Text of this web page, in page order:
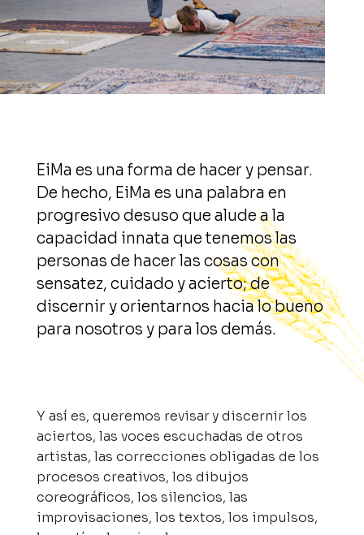
EiMa es una forma de hacer y pensar.
De hecho, EiMa es una palabra en
progresivo desuso que alude a la
capacidad innata que tenemos las
personas de hacer las cosas con
sensatez, cuidado y acierto; de
discernir y orientarnos hacia lo bueno
para nosotros y para los demás.
Y así es, queremos revisar y discernir los
aciertos, las voces escuchadas de otros
artistas, las correcciones obligadas de los
procesos creativos, los dibujos
coreográficos, los silencios, las
improvisaciones, los textos, los impulsos,